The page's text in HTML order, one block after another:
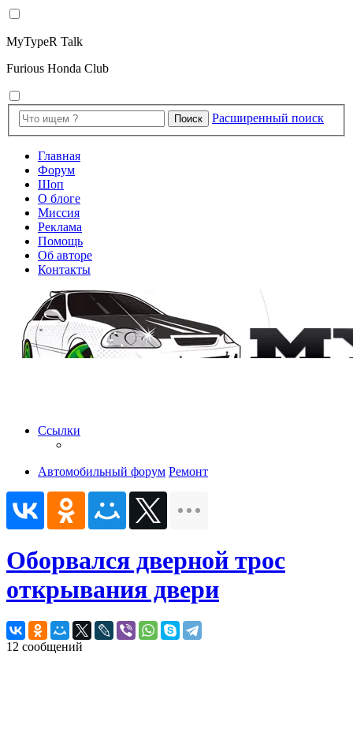
MyTypeR Talk
Furious Honda Club
Поиск Расширенный поиск
Главная
Форум
Шоп
О блоге
Миссия
Реклама
Помощь
Об авторе
Контакты
Ссылки
Автомобильный форум Ремонт
Оборвался дверной трос
открывания двери
12 сообщений